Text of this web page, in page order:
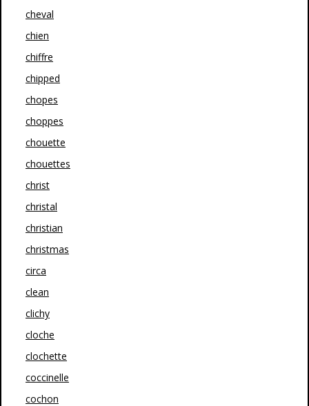
cheval
chien
chiffre
chipped
chopes
choppes
chouette
chouettes
christ
christal
christian
christmas
circa
clean
clichy
cloche
clochette
coccinelle
cochon